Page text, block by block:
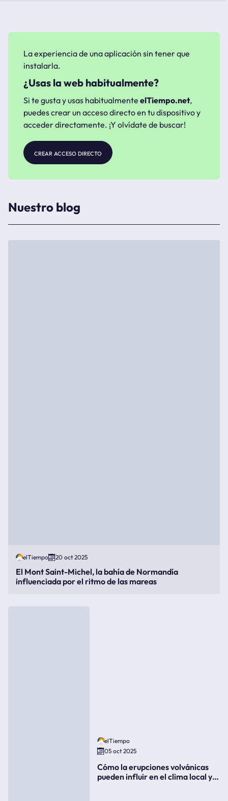
La experiencia de una aplicación sin tener que
instalarla.
¿Usas la web habitualmente?
Si te gusta y usas habitualmente elTiempo.net,
puedes crear un acceso directo en tu dispositivo y
acceder directamente. ¡Y olvídate de buscar!
crear acceso directo
Nuestro blog
elTiempo 20 oct 2025
El Mont Saint-Michel, la bahía de Normandía
influenciada por el ritmo de las mareas
elTiempo
05 oct 2025
Cómo la erupciones volvánicas
pueden influir en el clima local y